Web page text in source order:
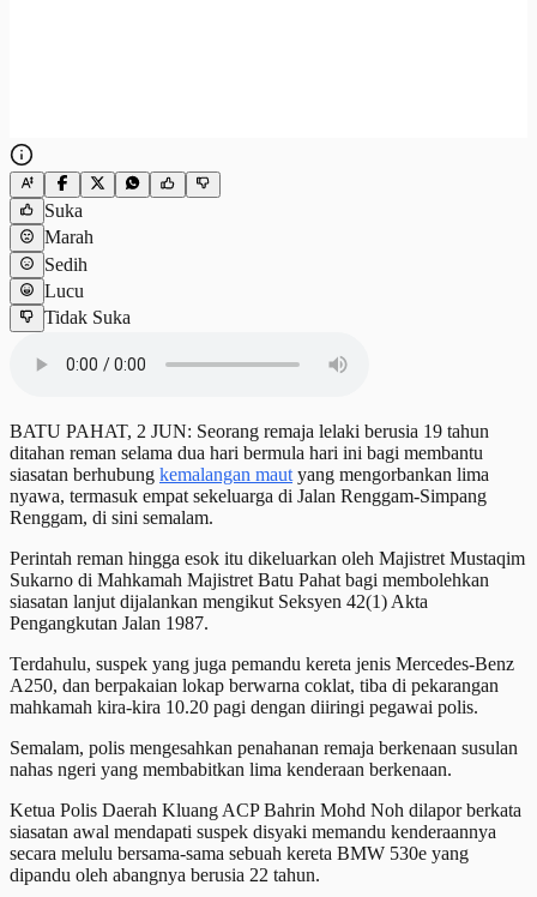
Suka
Marah
Sedih
Lucu
Tidak Suka
BATU PAHAT, 2 JUN: Seorang remaja lelaki berusia 19 tahun
ditahan reman selama dua hari bermula hari ini bagi membantu
siasatan berhubung kemalangan maut yang mengorbankan lima
nyawa, termasuk empat sekeluarga di Jalan Renggam-Simpang
Renggam, di sini semalam.
Perintah reman hingga esok itu dikeluarkan oleh Majistret Mustaqim
Sukarno di Mahkamah Majistret Batu Pahat bagi membolehkan
siasatan lanjut dijalankan mengikut Seksyen 42(1) Akta
Pengangkutan Jalan 1987.
Terdahulu, suspek yang juga pemandu kereta jenis Mercedes-Benz
A250, dan berpakaian lokap berwarna coklat, tiba di pekarangan
mahkamah kira-kira 10.20 pagi dengan diiringi pegawai polis.
Semalam, polis mengesahkan penahanan remaja berkenaan susulan
nahas ngeri yang membabitkan lima kenderaan berkenaan.
Ketua Polis Daerah Kluang ACP Bahrin Mohd Noh dilapor berkata
siasatan awal mendapati suspek disyaki memandu kenderaannya
secara melulu bersama-sama sebuah kereta BMW 530e yang
dipandu oleh abangnya berusia 22 tahun.